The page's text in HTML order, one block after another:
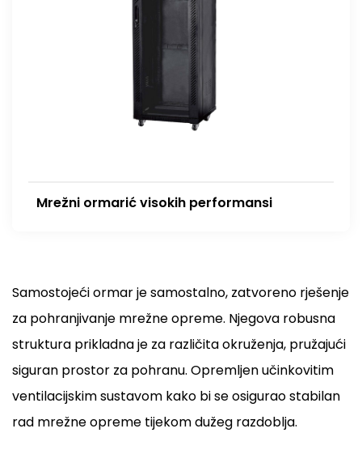
Mrežni ormarić visokih performansi
Samostojeći ormar je samostalno, zatvoreno rješenje
za pohranjivanje mrežne opreme. Njegova robusna
struktura prikladna je za različita okruženja, pružajući
siguran prostor za pohranu. Opremljen učinkovitim
ventilacijskim sustavom kako bi se osigurao stabilan
rad mrežne opreme tijekom dužeg razdoblja.